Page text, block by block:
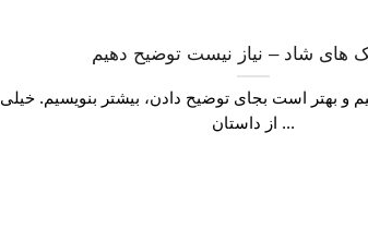
های شاد – نیاز نیست توضیح دهیم
و بهتر است بجای توضیح دادن، بیشتر بنویسیم. خیلی
از داستان ...